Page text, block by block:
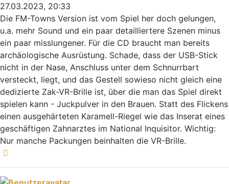
27.03.2023, 20:33
Die FM-Towns Version ist vom Spiel her doch gelungen,
u.a. mehr Sound und ein paar detailliertere Szenen minus
ein paar misslungener. Für die CD braucht man bereits
archäologische Ausrüstung. Schade, dass der USB-Stick
nicht in der Nase, Anschluss unter dem Schnurrbart
versteckt, liegt, und das Gestell sowieso nicht gleich eine
dedizierte Zak-VR-Brille ist, über die man das Spiel direkt
spielen kann - Juckpulver in den Brauen. Statt des Flickens
einen ausgehärteten Karamell-Riegel wie das Inserat eines
geschäftigen Zahnarztes im National Inquisitor. Wichtig:
Nur manche Packungen beinhalten die VR-Brille.